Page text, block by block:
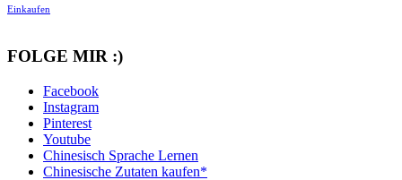
Einkaufen
FOLGE MIR :)
Facebook
Instagram
Pinterest
Youtube
Chinesisch Sprache Lernen
Chinesische Zutaten kaufen*